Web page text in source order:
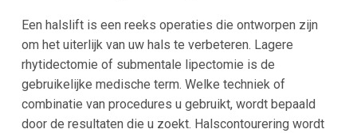
Een halslift is een reeks operaties die ontworpen zijn
om het uiterlijk van uw hals te verbeteren. Lagere
rhytidectomie of submentale lipectomie is de
gebruikelijke medische term. Welke techniek of
combinatie van procedures u gebruikt, wordt bepaald
door de resultaten die u zoekt. Halscontourering wordt